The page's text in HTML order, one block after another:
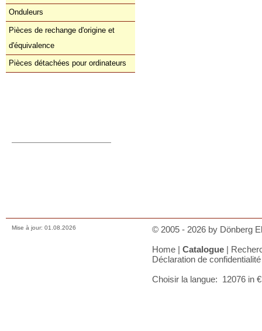
Onduleurs
Pièces de rechange d'origine et
d'équivalence
Pièces détachées pour ordinateurs
Mise à jour: 01.08.2026
© 2005 - 2026 by Dönberg
Home | Catalogue |
Déclaration de confidentialité
Choisir la langue:
12076 in